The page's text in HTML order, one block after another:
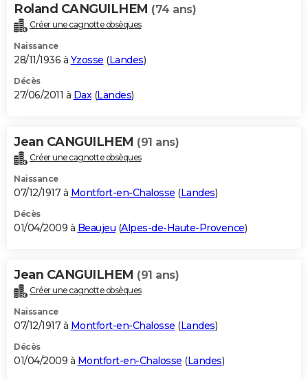
Roland CANGUILHEM (74 ans)
Créer une cagnotte obsèques
Naissance
28/11/1936 à Yzosse (Landes)
Décès
27/06/2011 à Dax(Landes)
Jean CANGUILHEM (91 ans)
Créer une cagnotte obsèques
Naissance
07/12/1917 à Montfort-en-Chalosse (Landes)
Décès
01/04/2009 à Beaujeu (Alpes-de-Haute-Provence)
Jean CANGUILHEM (91 ans)
Créer une cagnotte obsèques
Naissance
07/12/1917 à Montfort-en-Chalosse (Landes)
Décès
01/04/2009 à Montfort-en-Chalosse (Landes)